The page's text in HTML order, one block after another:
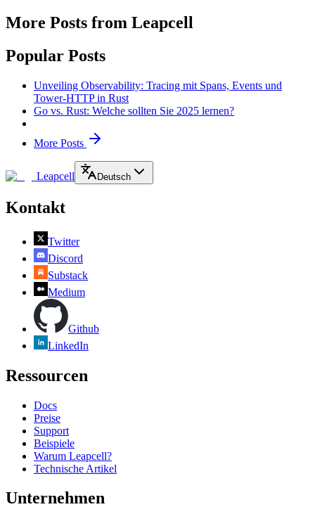
More Posts from Leapcell
Popular Posts
Unveiling Observability: Tracing mit Spans, Events und
Tower-HTTP in Rust
Go vs. Rust: Welche sollten Sie 2025 lernen?
More Posts
Leapcell Deutsch
Kontakt
Twitter
Discord
Substack
Medium
Github
LinkedIn
Ressourcen
Docs
Preise
Support
Beispiele
Warum Leapcell?
Technische Artikel
Unternehmen